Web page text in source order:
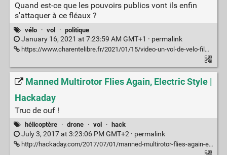
Quand est-ce que les pouvoirs publics vont ils enfin
s'attaquer à ce fléaux ?
vélo · vol · politique
January 16, 2021 at 7:23:59 AM GMT+1 · permalink
https://www.charentelibre.fr/2021/01/15/video-un-vol-de-velo-filme-en-direct-sur-twitter-dans-le-centre-ville-de-bordeaux,3696233.php
Manned Multirotor Flies Again, Electric Style |
Hackaday
Truc de ouf !
hélicoptère · drone · vol · hack
July 3, 2017 at 3:23:06 PM GMT+2 · permalink
http://hackaday.com/2017/07/01/manned-multirotor-flies-again-electric-style/